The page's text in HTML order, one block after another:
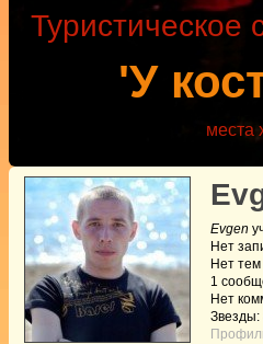
'У
Туристическое
места
Evgen
Нет
Нет
1
Нет
Звезды: